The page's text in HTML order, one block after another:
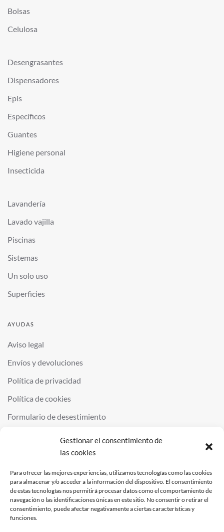
Gestionar el consentimiento de
las cookies
Para ofrecer las mejores experiencias, utilizamos tecnologías como las cookies
para almacenar y/o acceder a la información del dispositivo. El consentimiento
de estas tecnologías nos permitirá procesar datos como el comportamiento de
navegación o las identificaciones únicas en este sitio. No consentir o retirar el
consentimiento, puede afectar negativamente a ciertas características y
funciones.
Bolsas
Celulosa
Desengrasantes
Dispensadores
Epis
Específicos
Guantes
Higiene personal
Insecticida
Lavandería
Lavado vajilla
Piscinas
Sistemas
Un solo uso
Superficies
AYUDAS
Aviso legal
Envíos y devoluciones
Política de privacidad
Política de cookies
Formulario de desestimiento
QUIMINOR SL. ALL RIGHTS RESERVED.